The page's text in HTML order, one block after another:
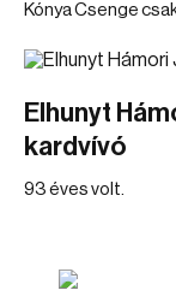
Kónya Csenge
Elhunyt
kardvívó
93 éves volt.